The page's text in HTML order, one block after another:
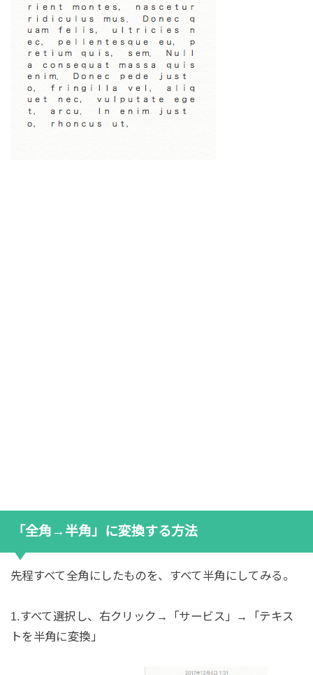
「全角→半角」に変換する方法
先程すべて全角にしたものを、すべて半角にしてみる。
1.すべて選択し、右クリック→「サービス」→「テキス
トを半角に変換」